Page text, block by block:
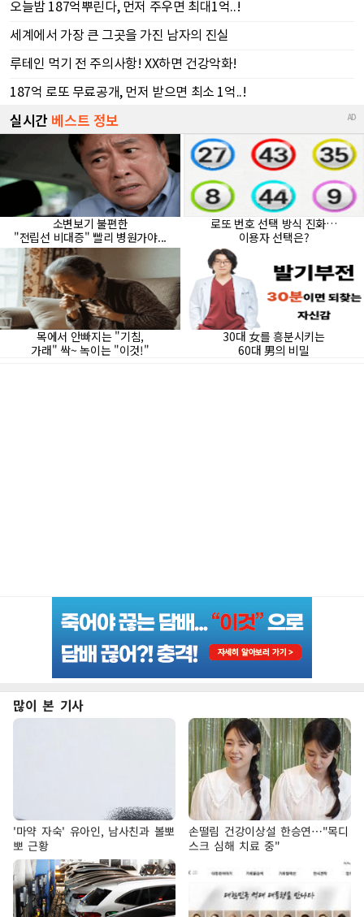
많이 본 기사
'마약 자숙' 유아인, 남사친과 볼뽀
뽀 근황
손떨림 건강이상설 한승연…"목디
스크 심해 치료 중"